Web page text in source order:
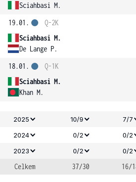
Sciahbasi M.
19.01.
Sciahbasi M.
De Lange P.
Q-2K
18.01.
Sciahbasi M.
Khan M.
Q-1K
2025 10/9 7/7
2024
0/2 0/2
2023 0/2 0/2
Celkem
37/30 16/